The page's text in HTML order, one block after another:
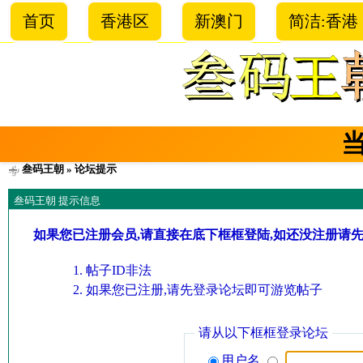
首页 香港区 新澳门 简洁:香港
叁码王朝 » 论坛提示
叁码王朝 提示信息
如果您已注册会员,请直接在底下框框登陆,如还没注册请
帖子ID非法
如果您已注册,请先登录论坛即可游览帖子
请从以下框框登录论坛
用户名